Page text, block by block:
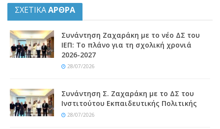
ΣΧΕΤΙΚΑΑΡΘΡΑ
Συνάντηση Ζαχαράκη με το νέο ΔΣ του
ΙΕΠ: Το πλάνο για τη σχολική χρονιά
2026-2027
28/07/2026
Συνάντηση Σ. Ζαχαράκη με το ΔΣ του
Ινστιτούτου Εκπαιδευτικής Πολιτικής
28/07/2026